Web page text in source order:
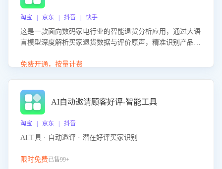
淘宝 | 京东 | 抖音 | 快手
这是一款面向数码家电行业的智能退货分析应用，通过大语
言模型深度解析买家退货数据与评价原声，精准识别产品质
改进建议，通过挖掘用户痛点驱动产品迭代，从根本上降低
免费开通，按量计费
AI自动邀请顾客好评-智能工具
淘宝 | 京东 | 抖音
AI工具 · 自动邀评 · 潜在好评买家识别
限时免费已售99+